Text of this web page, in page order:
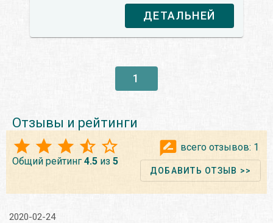
ДЕТАЛЬНЕЙ
1
Отзывы и рейтинги
Общий рейтинг 4.5 из 5
всего отзывов: 1
ДОБАВИТЬ ОТЗЫВ >>
2020-02-24